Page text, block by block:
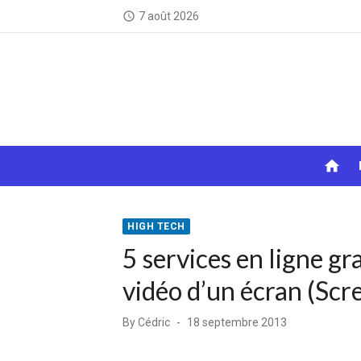
access_time 7 août 2026
home
HIGH TECH
5 services en ligne
vidéo d’un écran
ByCédric
Posted
18 septembre 2013